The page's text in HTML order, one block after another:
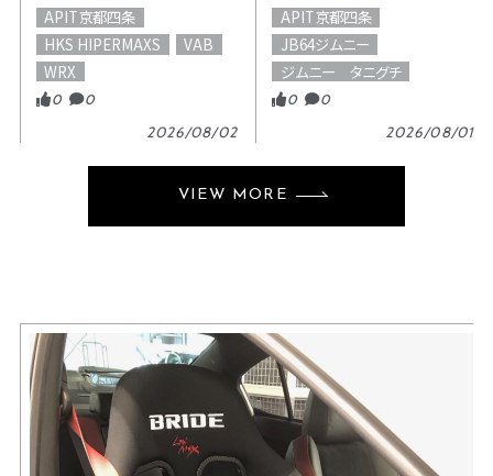
2026/08/02
APIT京都四条
HKS HIPERMAXS
VAB
WRX
0 0
2026/08/01
APIT京都四条
JB64ジムニー
ジムニー タニグチ
0 0
VIEW MORE